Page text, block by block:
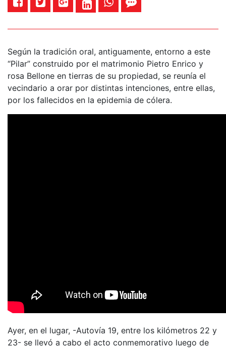
Según la tradición oral, antiguamente, entorno a este
“Pilar” construido por el matrimonio Pietro Enrico y
rosa Bellone en tierras de su propiedad, se reunía el
vecindario a orar por distintas intenciones, entre ellas,
por los fallecidos en la epidemia de cólera.
Ayer, en el lugar, -Autovía 19, entre los kilómetros 22 y
23- se llevó a cabo el acto conmemorativo luego de